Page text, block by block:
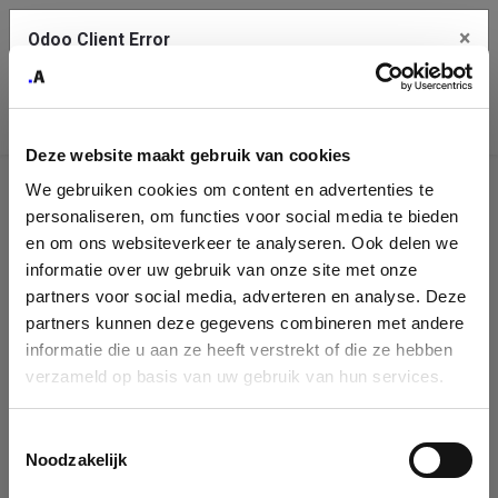
Deze website maakt gebruik van cookies
We gebruiken cookies om content en advertenties te
personaliseren, om functies voor social media te bieden
en om ons websiteverkeer te analyseren. Ook delen we
informatie over uw gebruik van onze site met onze
partners voor social media, adverteren en analyse. Deze
partners kunnen deze gegevens combineren met andere
informatie die u aan ze heeft verstrekt of die ze hebben
verzameld op basis van uw gebruik van hun services.
Noodzakelijk
Company
Identification
Please fill in your company details
You can search a company in our database by name, VAT or
enterprise ID. When a company is selected it will auto-complete the
form. If you don't find your company in our database, you can create
Odoo Client Error ×
service.
See details
Ok